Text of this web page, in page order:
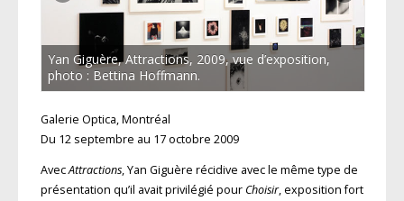
Yan Giguère, Attractions, 2009, vue d’exposition,
photo : Bettina Hoffmann.
Galerie Optica, Montréal
Du 12 septembre au 17 octobre 2009
AvecAttractions, Yan Giguère récidive avec le même type de
présentation qu’il avait privilégié pour Choisir, exposition fort